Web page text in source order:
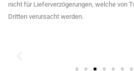
nicht für Lieferverzögerungen, welche von
Dritten verursacht werden.